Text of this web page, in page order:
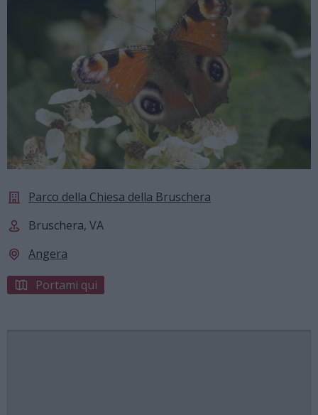
Parco della Chiesa della Bruschera
Bruschera, VA
Angera
Portami qui